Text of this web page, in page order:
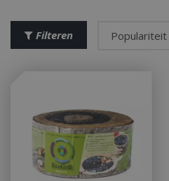
Filteren